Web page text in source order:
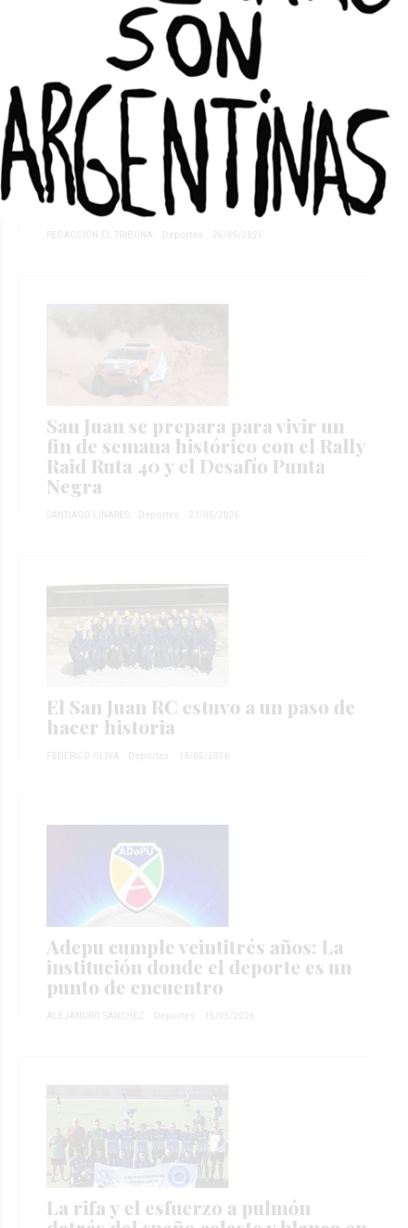
El histórico futbolista sanjuanino
que jugó en boca y le convirtió un
gol al Real Madrid
REDACCIÓN EL TRIBUNA Deportes 26/05/2026
San Juan se prepara para vivir un
fin de semana histórico con el Rally
Raid Ruta 40 y el Desafío Punta
Negra
SANTIAGO LINARES Deportes 21/05/2026
El San Juan RC estuvo a un paso de
hacer historia
FEDERICO OLIVA Deportes 18/05/2026
Adepu cumple veintitrés años: La
institución donde el deporte es un
punto de encuentro
ALEJANDRO SÁNCHEZ Deportes 15/05/2026
La rifa y el esfuerzo a pulmón